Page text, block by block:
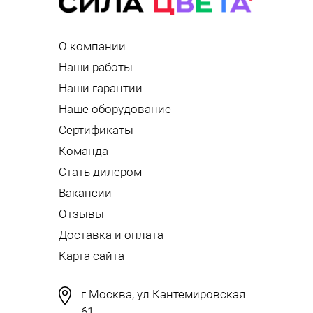
О компании
Наши работы
Наши гарантии
Наше оборудование
Сертификаты
Команда
Стать дилером
Вакансии
Отзывы
Доставка и оплата
Карта сайта
г.Москва, ул.Кантемировская